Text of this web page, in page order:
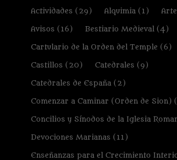
Actividades (29) Alquimia (1)
Avisos (16) Bestiario Medieval (4)
Cartulario de la Orden del Temple (6)
Castillos (20) Catedrales (9)
Catedrales de España (2)
Comenzar a Caminar (Orden de Sion)
Concilios y Sínodos de la Iglesia
Devociones Marianas (11)
Enseñanzas para el Crecimiento